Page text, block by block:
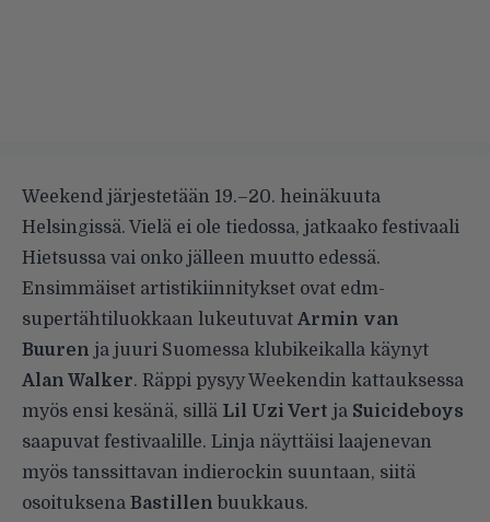
Weekend järjestetään 19.–20. heinäkuuta
Helsingissä. Vielä ei ole tiedossa, jatkaako festivaali
Hietsussa vai onko jälleen muutto edessä.
Ensimmäiset artistikiinnitykset ovat edm-
supertähtiluokkaan lukeutuvat Armin van
Buuren ja juuri Suomessa klubikeikalla käynyt
Alan Walker. Räppi pysyy Weekendin kattauksessa
myös ensi kesänä, sillä Lil Uzi Vert ja Suicideboys
saapuvat festivaalille. Linja näyttäisi laajenevan
myös tanssittavan indierockin suuntaan, siitä
osoituksena Bastillen buukkaus.